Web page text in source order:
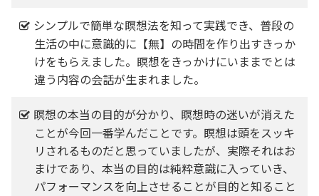
シンプルで簡単な瞑想法を知って実践でき、普段の
生活の中に意識的に【無】の時間を作り出すきっか
けをもらえました。瞑想をきっかけにいままでとは
違う内容の会話が生まれました。
瞑想の本当の目的が分かり、瞑想時の迷いが消えた
ことが今回一番学んだことです。瞑想は頭をスッキ
リされるものだと思っていましたが、実際それはお
まけであり、本当の目的は純粋意識に入っていき、
パフォーマンスを向上させることが目的と知ること